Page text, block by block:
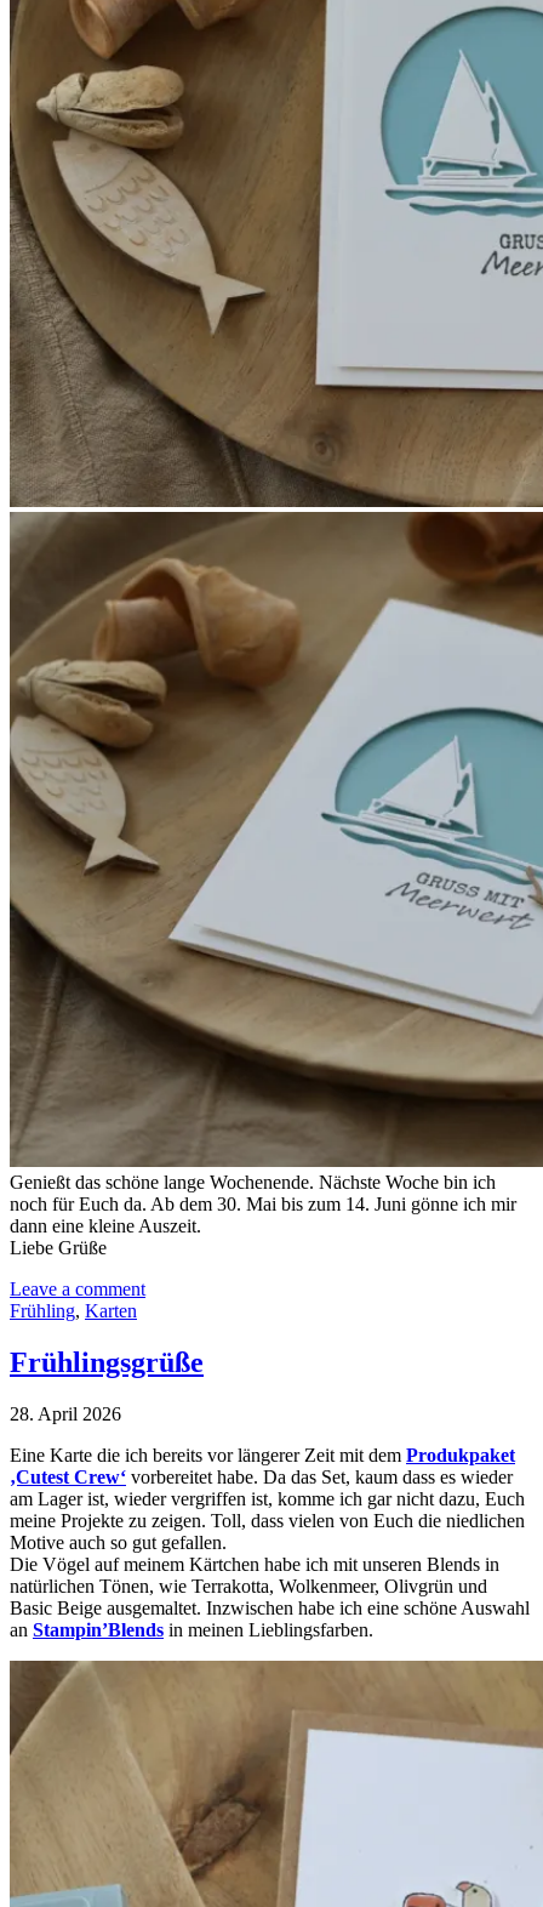
Genießt das schöne lange Wochenende. Nächste Woche bin ich
noch für Euch da. Ab dem 30. Mai bis zum 14. Juni gönne ich mir
dann eine kleine Auszeit.
Liebe Grüße
Leave a comment
Frühling, Karten
Frühlingsgrüße
28. April 2026
Eine Karte die ich bereits vor längerer Zeit mit dem Produkpaket
‚Cutest Crew‘ vorbereitet habe. Da das Set, kaum dass es wieder
am Lager ist, wieder vergriffen ist, komme ich gar nicht dazu, Euch
meine Projekte zu zeigen. Toll, dass vielen von Euch die niedlichen
Motive auch so gut gefallen.
Die Vögel auf meinem Kärtchen habe ich mit unseren Blends in
natürlichen Tönen, wie Terrakotta, Wolkenmeer, Olivgrün und
Basic Beige ausgemaltet. Inzwischen habe ich eine schöne Auswahl
an Stampin’Blends in meinen Lieblingsfarben.